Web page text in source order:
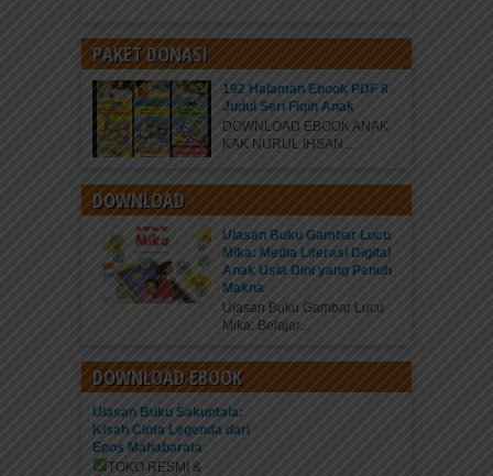
PAKET DONASI
192 Halaman Ebook PDF 8
Judul Seri Fiqih Anak
DOWNLOAD EBOOK ANAK
KAK NURUL IHSAN...
DOWNLOAD
Ulasan Buku Gambar Lucu
Mika: Media Literasi Digital
Anak Usia Dini yang Penuh
Makna
Ulasan Buku Gambar Lucu
Mika: Belajar...
DOWNLOAD EBOOK
Ulasan Buku Sakuntala:
Kisah Cinta Legenda dari
Epos Mahabarata
TOKO RESMI &